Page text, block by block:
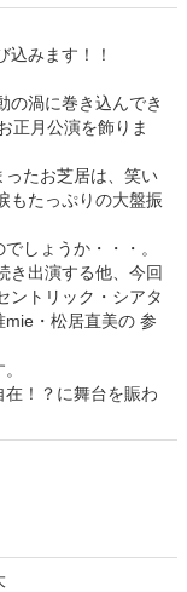
込みます！！
の渦に巻き込んでき
正月公演を飾りま
たお芝居は、笑い
もたっぷりの大盤振
しょうか・・・。
き出演する他、今回
ントリック・シアタ
・松居直美の 参
！？に舞台を賑わ